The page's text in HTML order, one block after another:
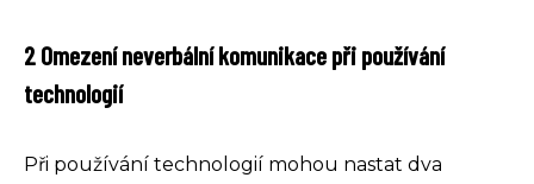
2 Omezení neverbální komunikace při používání
technologií
Při používání technologií mohou nastat dva